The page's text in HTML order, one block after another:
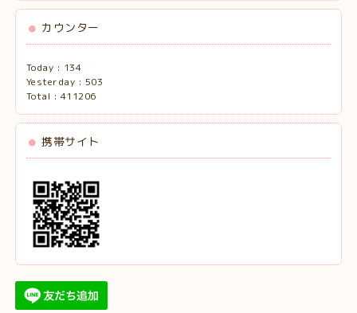
カウンター
Today : 134
Yesterday : 503
Total : 411206
携帯サイト